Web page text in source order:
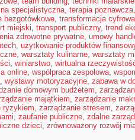
specjalistyczna, terapia poznawcza
bezgotówkowe, transformacja cyfrowa
miejski, transport publiczny, trend
zdrowotne prywatne, umowy
, użytkowanie produktów
, warsztaty kulinarne, warsztaty
, winiarstwo, wirtualna
online, współpraca zespołowa,
, wystawy motoryzacyjne, zabawa w
domowym budżetem,
majątkiem, zarządzanie
ryzykiem, zarządzanie stresem,
, zaufanie publiczne, zdalne
dzieci, zrównoważony rozwój